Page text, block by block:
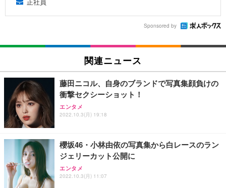
Sponsored by
関連ニュース
藤田ニコル、自身のブランドで写真集顔負けの
衝撃セクシーショット！
エンタメ
2022.10.3(月) 19:18
櫻坂46・小林由依の写真集から白レースのラン
ジェリーカット公開に
エンタメ
2022.10.3(月) 11:07